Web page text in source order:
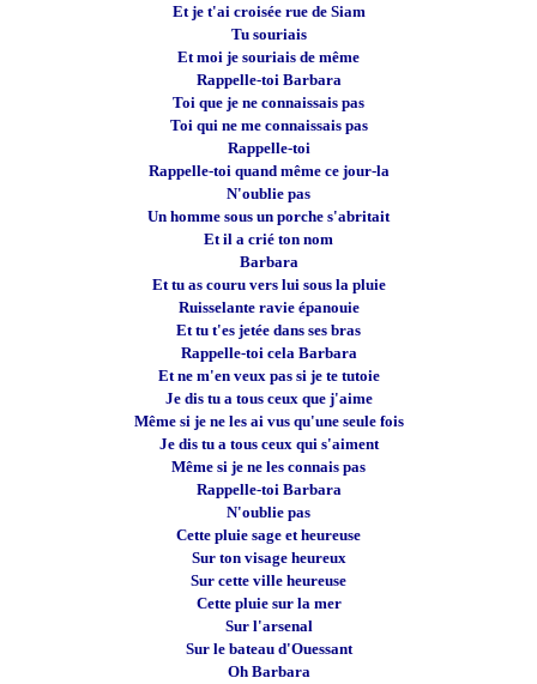
Et je t'ai croisée rue de Siam
Tu souriais
Et moi je souriais de même
Rappelle-toi Barbara
Toi que je ne connaissais pas
Toi qui ne me connaissais pas
Rappelle-toi
Rappelle-toi quand même ce jour-la
N'oublie pas
Un homme sous un porche s'abritait
Et il a crié ton nom
Barbara
Et tu as couru vers lui sous la pluie
Ruisselante ravie épanouie
Et tu t'es jetée dans ses bras
Rappelle-toi cela Barbara
Et ne m'en veux pas si je te tutoie
Je dis tu a tous ceux que j'aime
Même si je ne les ai vus qu'une seule fois
Je dis tu a tous ceux qui s'aiment
Même si je ne les connais pas
Rappelle-toi Barbara
N'oublie pas
Cette pluie sage et heureuse
Sur ton visage heureux
Sur cette ville heureuse
Cette pluie sur la mer
Sur l'arsenal
Sur le bateau d'Ouessant
Oh Barbara